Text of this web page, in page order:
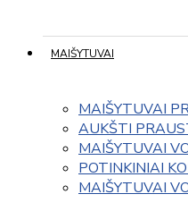
MAIŠYTUVAI
MAIŠYTUVAI
AUKŠTI
MAIŠYTUVAI
POTINKINIAI
MAIŠYTUVAI